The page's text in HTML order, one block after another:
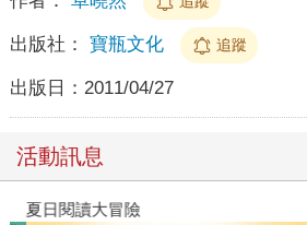
出版社： 寶瓶文化 追蹤
出版日： 2011/04/27
活動訊息
夏日閱讀大冒險